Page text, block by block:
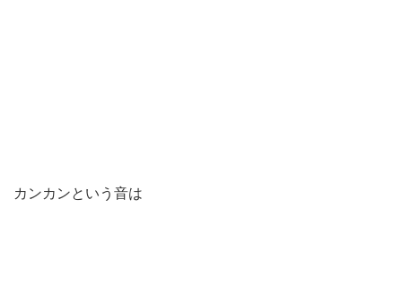
カンカンという音は